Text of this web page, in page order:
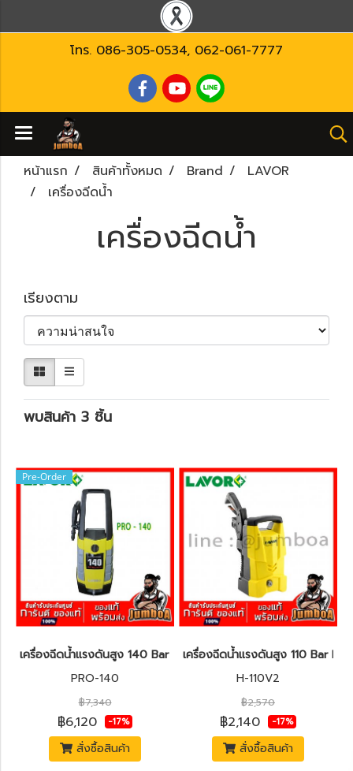
โทร. 086-305-0534, 062-061-7777
หน้าแรก สินค้าทั้งหมด Brand
LAVOR
เครื่องฉีดน้ำ
เครื่องฉีดน้ำ
เรียงตาม
พบสินค้า 3 ชิ้น
Pre-Order
เครื่องฉีดน้ำแรงดันสูง 140 Bar LAVOR PRO-140 2100W.
PRO-140
฿7,340
฿6,120 -17%
สั่งซื้อสินค้า
เครื่องฉีดน้ำแรงดันสูง 110 Bar
H-110V2
฿2,570
฿2,140 -17%
สั่งซื้อสินค้า